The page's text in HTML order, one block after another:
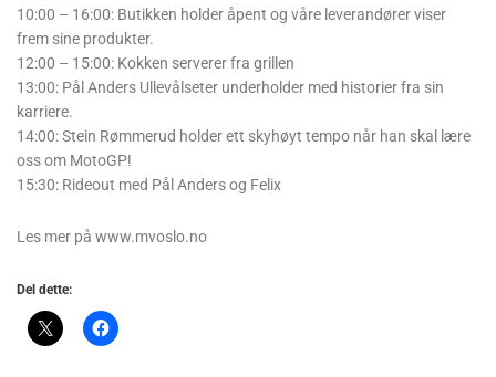
10:00 – 16:00: Butikken holder åpent og våre leverandører viser
frem sine produkter.
12:00 – 15:00: Kokken serverer fra grillen
13:00: Pål Anders Ullevålseter underholder med historier fra sin
karriere.
14:00: Stein Rømmerud holder ett skyhøyt tempo når han skal lære
oss om MotoGP!
15:30: Rideout med Pål Anders og Felix
Les mer på www.mvoslo.no
Del dette: